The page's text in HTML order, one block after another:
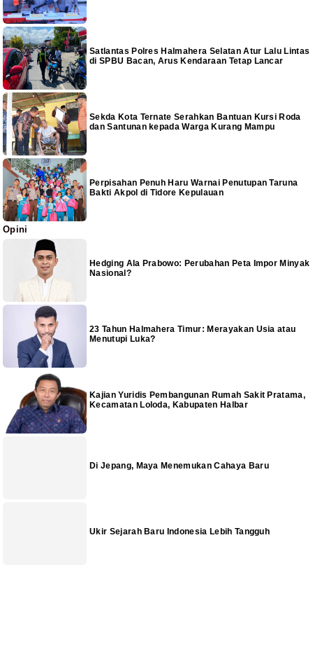
Satlantas Polres Halmahera Selatan Atur Lalu Lintas
di SPBU Bacan, Arus Kendaraan Tetap Lancar
Sekda Kota Ternate Serahkan Bantuan Kursi Roda
dan Santunan kepada Warga Kurang Mampu
Perpisahan Penuh Haru Warnai Penutupan Taruna
Bakti Akpol di Tidore Kepulauan
Opini
Hedging Ala Prabowo: Perubahan Peta Impor Minyak
Nasional?
23 Tahun Halmahera Timur: Merayakan Usia atau
Menutupi Luka?
Kajian Yuridis Pembangunan Rumah Sakit Pratama,
Kecamatan Loloda, Kabupaten Halbar
Di Jepang, Maya Menemukan Cahaya Baru
Ukir Sejarah Baru Indonesia Lebih Tangguh